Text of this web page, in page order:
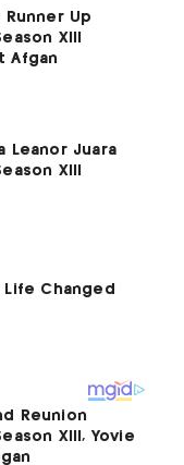
Runner Up
XIII
Afgan
Leanor Juara
XIII
Reunion
XIII, Yovie